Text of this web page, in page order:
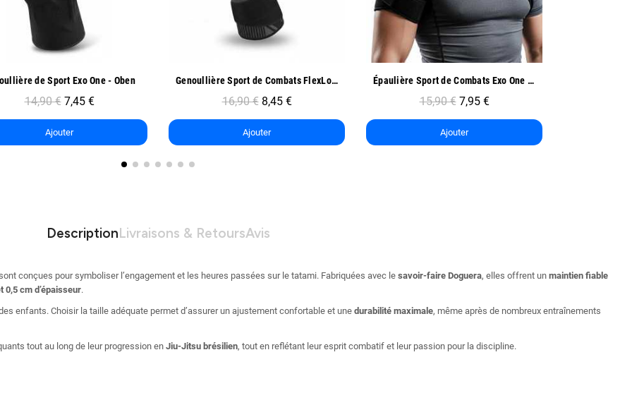
Aperçu rapide Genoullière Sport de Combats FlexLock - Oben
16,90 € 8,45 €
Ajouter
Aperçu rapide Épaulière Sport de Combats Exo One - Oben
15,90 € 7,95 €
Ajouter
Aperçu rapide Coudière de Compression Sport - Oben
9,90 € 4,95 €
Ajouter
DescriptionLivraisons & RetoursAvis
conçues pour symboliser l’engagement et les heures passées sur le tatami. Fabriquées avec le savoir-faire Doguera, elles offrent un maintien fiable
0,5 cm d’épaisseur.
enfants. Choisir la taille adéquate permet d’assurer un ajustement confortable et une durabilité maximale, même après de nombreux entraînements
tout au long de leur progression en Jiu-Jitsu brésilien, tout en reflétant leur esprit combatif et leur passion pour la discipline.